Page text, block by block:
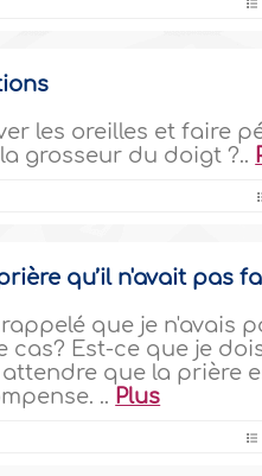
les oreilles et faire
grosseur du doigt ?..
qu’il n'avait pas
que je n'avais
cas? Est-ce que je
que la prière
.. Plus